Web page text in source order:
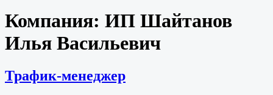
Компания: ИП Шайтанов
Илья Васильевич
Трафик-менеджер